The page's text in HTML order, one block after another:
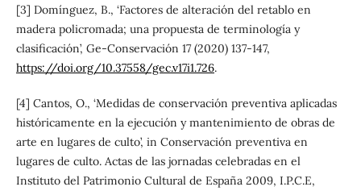
[3] Domínguez, B., ‘Factores de alteración del retablo en
madera policromada; una propuesta de terminología y
clasificación’, Ge-Conservación 17 (2020) 137-147,
https://doi.org/10.37558/gec.v17i1.726.
[4] Cantos, O., ‘Medidas de conservación preventiva aplicadas
históricamente en la ejecución y mantenimiento de obras de
arte en lugares de culto’, in Conservación preventiva en
lugares de culto. Actas de las jornadas celebradas en el
Instituto del Patrimonio Cultural de España 2009, I.P.C.E,